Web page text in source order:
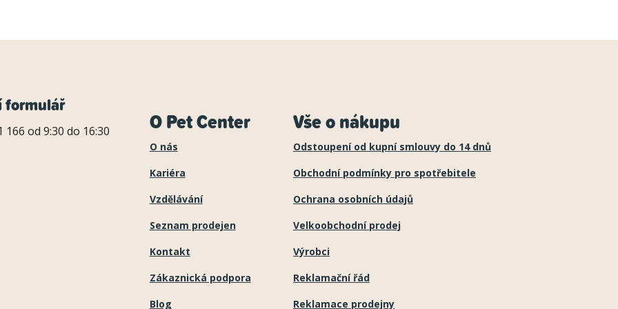
formulář
166 od 9:30 do 16:30 O Pet Center
O nás
Kariéra
Vzdělávání
Seznam prodejen
Kontakt
Zákaznická podpora
Blog
Vše o nákupu
Odstoupení od kupní smlouvy do 14 dnů
Obchodní podmínky pro spotřebitele
Ochrana osobních údajů
Velkoobchodní prodej
Výrobci
Reklamační řád
Reklamace prodejny